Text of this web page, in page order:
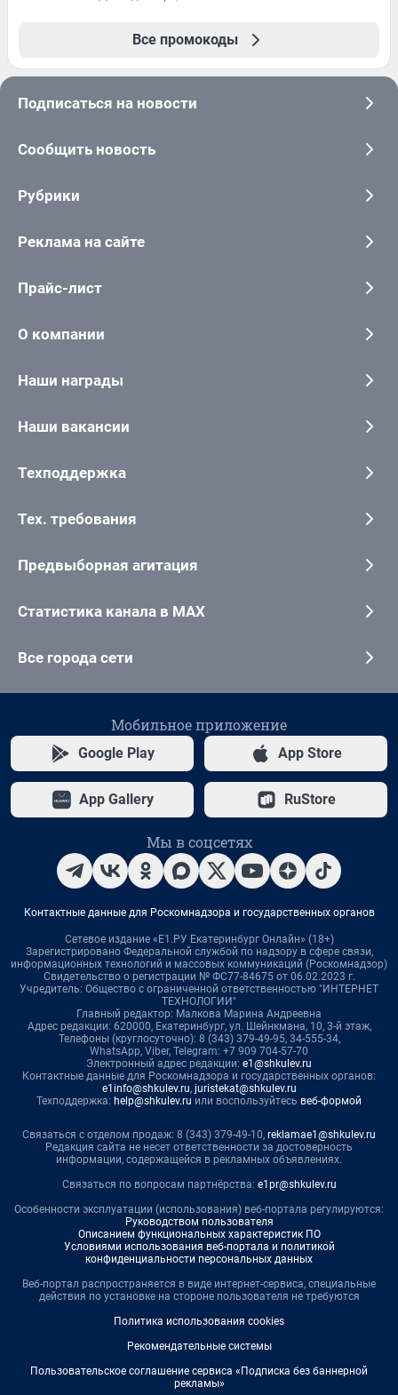
Все промокоды
Подписаться на новости
Сообщить новость
Рубрики
Реклама на сайте
Прайс-лист
О компании
Наши награды
Наши вакансии
Техподдержка
Тех. требования
Предвыборная агитация
Статистика канала в MAX
Все города сети
Мобильное приложение
Google Play App Store
App Gallery RuStore
Мы в соцсетях
Контактные данные для Роскомнадзора и государственных органов
Сетевое издание «Е1.РУ Екатеринбург Онлайн» (18+)
Зарегистрировано Федеральной службой по надзору в сфере связи,
информационных технологий и массовых коммуникаций (Роскомнадзор)
Свидетельство о регистрации № ФС77-84675 от 06.02.2023 г.
Учредитель: Общество с ограниченной ответственностью "ИНТЕРНЕТ
ТЕХНОЛОГИИ"
Главный редактор: Малкова Марина Андреевна
Адрес редакции: 620000, Екатеринбург, ул. Шейнкмана, 10, 3-й этаж,
Телефоны (круглосуточно): 8 (343) 379-49-95, 34-555-34,
WhatsApp, Viber, Telegram: +7 909 704-57-70
Электронный адрес редакции: e1@shkulev.ru
Контактные данные для Роскомнадзора и государственных органов:
e1info@shkulev.ru, juristekat@shkulev.ru
Техподдержка: help@shkulev.ru или воспользуйтесь веб-формой
Связаться с отделом продаж: 8 (343) 379-49-10, reklamae1@shkulev.ru
Редакция сайта не несет ответственности за достоверность
информации, содержащейся в рекламных объявлениях.
Связаться по вопросам партнёрства: e1pr@shkulev.ru
Особенности эксплуатации (использования) веб-портала регулируются:
Руководством пользователя
Описанием функциональных характеристик ПО
Условиями использования веб-портала и политикой
конфиденциальности персональных данных
Веб-портал распространяется в виде интернет-сервиса, специальные
действия по установке на стороне пользователя не требуются
Политика использования cookies
Рекомендательные системы
Пользовательское соглашение сервиса «Подписка без баннерной
рекламы»